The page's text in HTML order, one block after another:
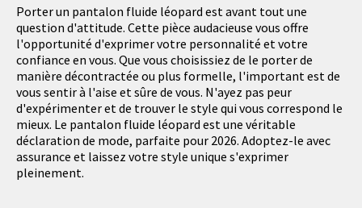
Porter un pantalon fluide léopard est avant tout une
question d'attitude. Cette pièce audacieuse vous offre
l'opportunité d'exprimer votre personnalité et votre
confiance en vous. Que vous choisissiez de le porter de
manière décontractée ou plus formelle, l'important est de
vous sentir à l'aise et sûre de vous. N'ayez pas peur
d'expérimenter et de trouver le style qui vous correspond le
mieux. Le pantalon fluide léopard est une véritable
déclaration de mode, parfaite pour 2026. Adoptez-le avec
assurance et laissez votre style unique s'exprimer
pleinement.